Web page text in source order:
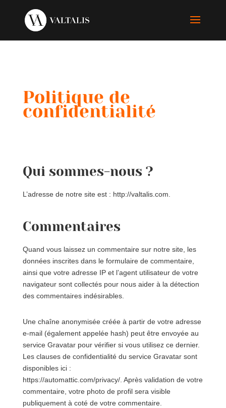
Politique de
confidentialité
Qui sommes-nous ?
L’adresse de notre site est : http://valtalis.com.
Commentaires
Quand vous laissez un commentaire sur notre site, les
données inscrites dans le formulaire de commentaire,
ainsi que votre adresse IP et l’agent utilisateur de votre
navigateur sont collectés pour nous aider à la détection
des commentaires indésirables.
Une chaîne anonymisée créée à partir de votre adresse
e-mail (également appelée hash) peut être envoyée au
service Gravatar pour vérifier si vous utilisez ce dernier.
Les clauses de confidentialité du service Gravatar sont
disponibles ici :
https://automattic.com/privacy/. Après validation de votre
commentaire, votre photo de profil sera visible
publiquement à coté de votre commentaire.